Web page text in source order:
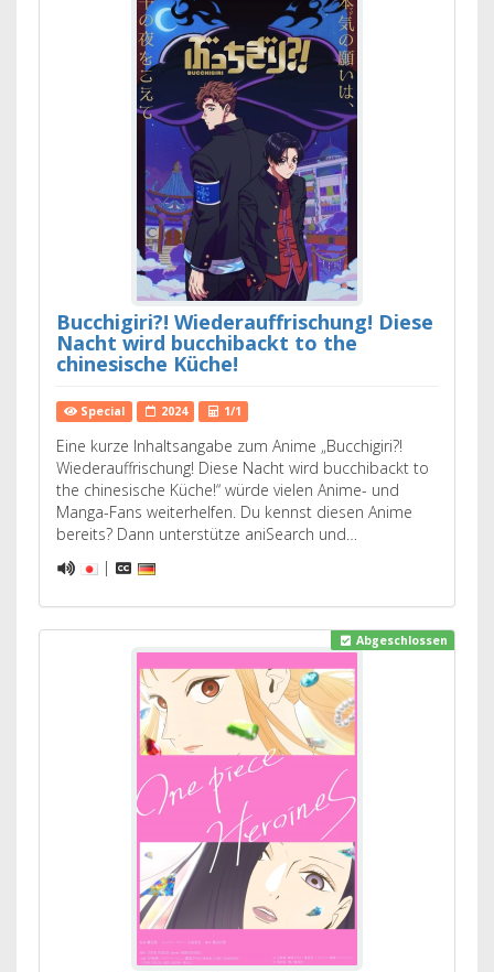
Bucchigiri?! Wiederauffrischung! Diese
Nacht wird bucchibackt to the
chinesische Küche!
Special 2024 1/1
Eine kurze Inhaltsangabe zum Anime „Bucchigiri?!
Wiederauffrischung! Diese Nacht wird bucchibackt to
the chinesische Küche!“ würde vielen Anime- und
Manga-Fans weiterhelfen. Du kennst diesen Anime
bereits? Dann unterstütze aniSearch und…
|
Abgeschlossen